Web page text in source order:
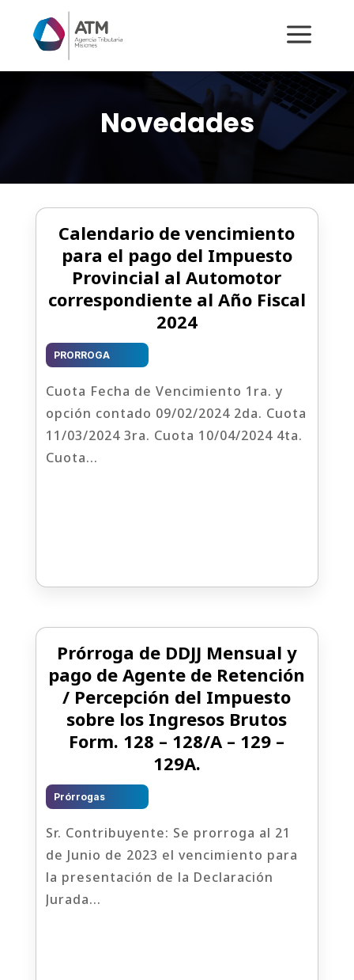
a
Novedades
Calendario de vencimiento
para el pago del Impuesto
Provincial al Automotor
correspondiente al Año Fiscal
2024
PRORROGA
Cuota Fecha de Vencimiento 1ra. y
opción contado 09/02/2024 2da. Cuota
11/03/2024 3ra. Cuota 10/04/2024 4ta.
Cuota...
Prórroga de DDJJ Mensual y
pago de Agente de Retención
/ Percepción del Impuesto
sobre los Ingresos Brutos
Form. 128 – 128/A – 129 –
129A.
Prórrogas
Sr. Contribuyente: Se prorroga al 21
de Junio de 2023 el vencimiento para
la presentación de la Declaración
Jurada...